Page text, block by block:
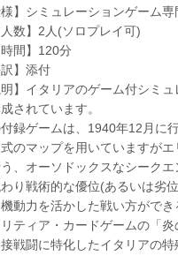
様】シミュレーションゲーム
人数】2人(ソロプレイ可)
時間】120分
訳】添付
明】イタリアのゲーム付シミ
されています。
録ゲームは、1940年12月に
のマップを用いていますがエ
、オーソドックスなシークエ
り戦術的な優位(あるいは劣
動力を活かした戦い方ができ
ティア・カードゲームの「炎
戦闘に特化したイタリアの